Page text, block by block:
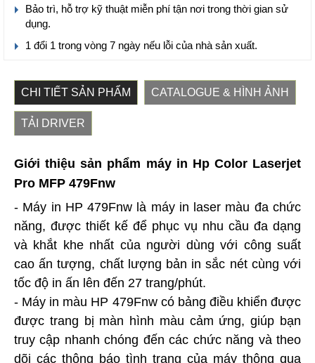
Bảo trì, hỗ trợ kỹ thuật miễn phí tận nơi trong thời gian sử
dụng.
1 đổi 1 trong vòng 7 ngày nếu lỗi của nhà sản xuất.
CHI TIẾT SẢN PHẨM CATALOGUE & HÌNH ẢNH
TẢI DRIVER
Giới thiệu sản phẩm máy in Hp Color Laserjet
Pro MFP 479Fnw
- Máy in HP 479Fnw là máy in laser màu đa chức
năng, được thiết kế để phục vụ nhu cầu đa dạng
và khắt khe nhất của người dùng với công suất
cao ấn tượng, chất lượng bản in sắc nét cùng với
tốc độ in ấn lên đến 27 trang/phút.
- Máy in màu HP 479Fnw có bảng điều khiển được
được trang bị màn hình màu cảm ứng, giúp bạn
truy cập nhanh chóng đến các chức năng và theo
dõi các thông báo tình trạng của máy thông qua